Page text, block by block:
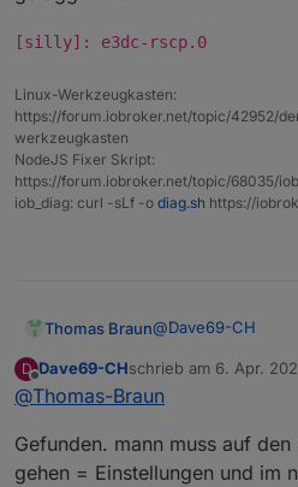
[silly]: e3dc-rscp.0
Linux-Werkzeugkasten:
https://forum.iobroker.net/topic/42952/
werkzeugkasten
NodeJS Fixer Skript:
https://forum.iobroker.net/topic/68035/
iob_diag: curl -sLf -o diag.sh https://
Thomas Braun@Dave69-CH
Was meinst du
Das obige ist doch
rscp.0 mit silly
D
Offline
Dave69-CHschrieb am 6. Apr.
zuletzt editiert von
@Thomas-Braun
Gefunden. mann muss auf den
gehen = Einstellungen und im